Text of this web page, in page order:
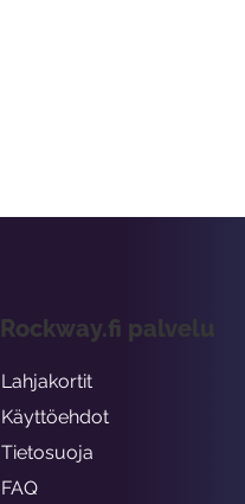
Rockway.fi palvelu
Lahjakortit
Käyttöehdot
Tietosuoja
FAQ